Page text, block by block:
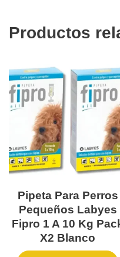
Productos
Pipeta Para Perros
Pequeños Labyes
Fipro 1 A 10 Kg
X2 Blanco